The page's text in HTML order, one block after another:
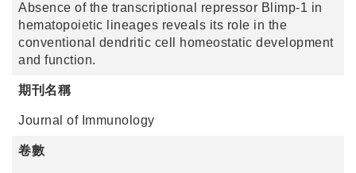
Absence of the transcriptional repressor Blimp-1 in
hematopoietic lineages reveals its role in the
conventional dendritic cell homeostatic development
and function.
期刊名稱
Journal of Immunology
卷數